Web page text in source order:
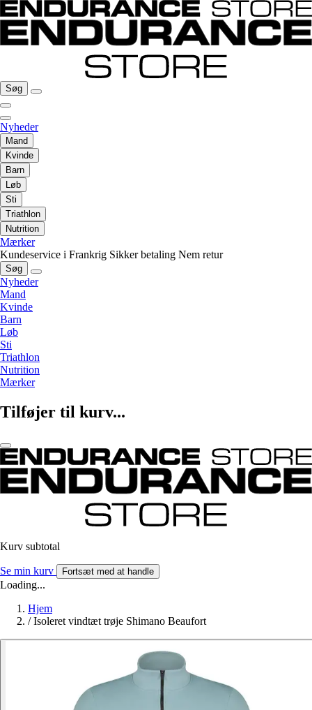
Søg
Nyheder
Mand
Kvinde
Barn
Løb
Sti
Triathlon
Nutrition
Mærker
Kundeservice i Frankrig Sikker betaling Nem retur
Søg
Nyheder
Mand
Kvinde
Barn
Løb
Sti
Triathlon
Nutrition
Mærker
Tilføjer til kurv...
Kurv subtotal
Se min kurv Fortsæt med at handle
Loading...
Hjem
/ Isoleret vindtæt trøje Shimano Beaufort